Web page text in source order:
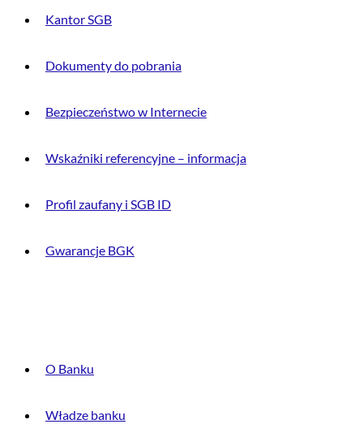
Kantor SGB
Dokumenty do pobrania
Bezpieczeństwo w Internecie
Wskaźniki referencyjne – informacja
Profil zaufany i SGB ID
Gwarancje BGK
O Banku
Władze banku